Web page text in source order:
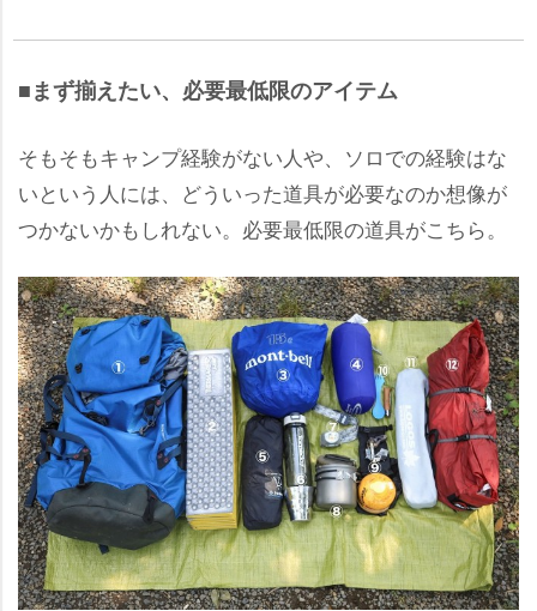
■まず揃えたい、必要最低限のアイテム
そもそもキャンプ経験がない人や、ソロでの経験はな
いという人には、どういった道具が必要なのか想像が
つかないかもしれない。必要最低限の道具がこちら。